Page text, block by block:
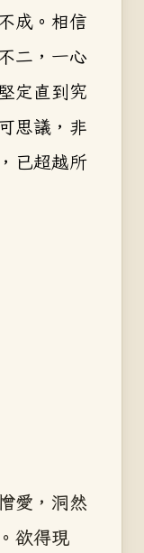
成。相信
二，一心
定直到究
思議，非
已超越所
愛，洞然
欲得現